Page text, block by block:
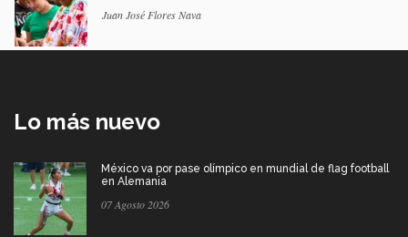
Juan José Flores Nava
Lo más nuevo
México va por pase olímpico en mundial de flag football
en Alemania
07 Agosto 2026